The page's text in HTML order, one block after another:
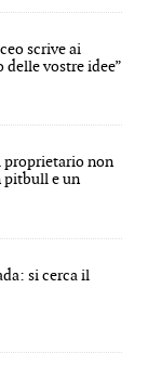
scrive ai
vostre idee”
proprietario non
pitbull e un
si cerca il